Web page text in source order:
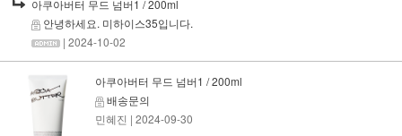
아쿠아버터 무드 넘버1 / 200ml
안녕하세요. 미하이스35입니다.
| 2024-10-02
아쿠아버터 무드 넘버1 / 200ml
배송문의
민혜진 | 2024-09-30